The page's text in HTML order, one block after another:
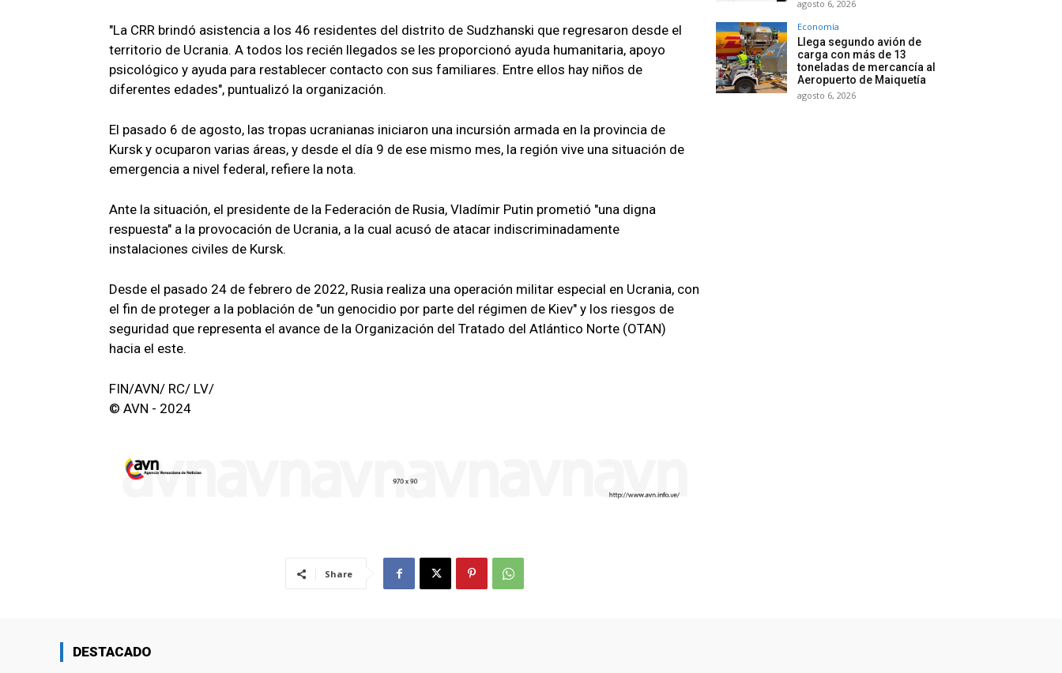
"La CRR brindó asistencia a los 46 residentes del distrito de Sudzhanski que regresaron desde el
territorio de Ucrania. A todos los recién llegados se les proporcionó ayuda humanitaria, apoyo
psicológico y ayuda para restablecer contacto con sus familiares. Entre ellos hay niños de
diferentes edades", puntualizó la organización.
El pasado 6 de agosto, las tropas ucranianas iniciaron una incursión armada en la provincia de
Kursk y ocuparon varias áreas, y desde el día 9 de ese mismo mes, la región vive una situación de
emergencia a nivel federal, refiere la nota.
Ante la situación, el presidente de la Federación de Rusia, Vladímir Putin prometió "una digna
respuesta" a la provocación de Ucrania, a la cual acusó de atacar indiscriminadamente
instalaciones civiles de Kursk.
Desde el pasado 24 de febrero de 2022, Rusia realiza una operación militar especial en Ucrania, con
el fin de proteger a la población de "un genocidio por parte del régimen de Kiev" y los riesgos de
seguridad que representa el avance de la Organización del Tratado del Atlántico Norte (OTAN)
hacia el este.
FIN/AVN/ RC/ LV/
© AVN - 2024
Share
agosto 6, 2026
Economía
Llega segundo avión de
carga con más de 13
toneladas de mercancía al
Aeropuerto de Maiquetía
agosto 6, 2026
DESTACADO